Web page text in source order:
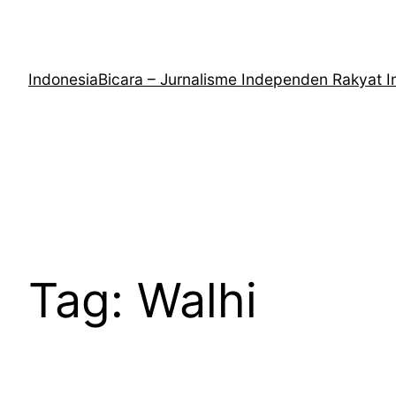
IndonesiaBicara – Jurnalisme Independen Rakyat
Tag: Walhi